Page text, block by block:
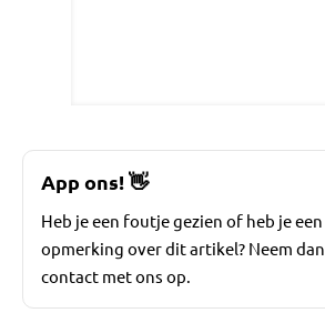
App ons!👋
Heb je een foutje gezien of heb je een
opmerking over dit artikel? Neem dan
contact met ons op.